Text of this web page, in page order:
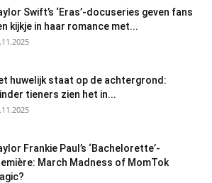
Swift’s ‘Eras’-docuseries geven fans
kijkje in haar romance met...
huwelijk staat op de achtergrond:
tieners zien het in...
Frankie Paul’s ‘Bachelorette’-
March Madness of MomTok